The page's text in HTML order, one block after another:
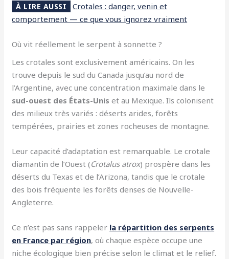
À LIRE AUSSI
Crotales : danger, venin et
comportement — ce que vous ignorez vraiment
Où vit réellement le serpent à sonnette ?
Les crotales sont exclusivement américains. On les
trouve depuis le sud du Canada jusqu’au nord de
l’Argentine, avec une concentration maximale dans le
sud-ouest des États-Unis et au Mexique. Ils colonisent
des milieux très variés : déserts arides, forêts
tempérées, prairies et zones rocheuses de montagne.
Leur capacité d’adaptation est remarquable. Le crotale
diamantin de l’Ouest (Crotalus atrox) prospère dans les
déserts du Texas et de l’Arizona, tandis que le crotale
des bois fréquente les forêts denses de Nouvelle-
Angleterre.
Ce n’est pas sans rappeler la répartition des serpents
en France par région, où chaque espèce occupe une
niche écologique bien précise selon le climat et le relief.